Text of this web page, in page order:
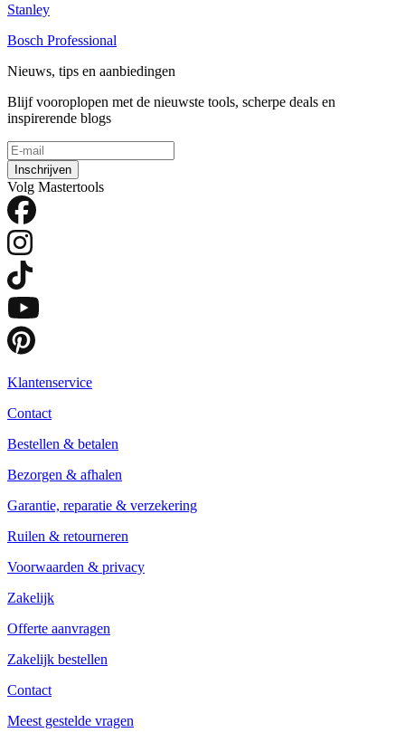
Stanley
Bosch Professional
Nieuws, tips en aanbiedingen
Blijf vooroplopen met de nieuwste tools, scherpe deals en
inspirerende blogs
Inschrijven
Volg Mastertools
Klantenservice
Contact
Bestellen & betalen
Bezorgen & afhalen
Garantie, reparatie & verzekering
Ruilen & retourneren
Voorwaarden & privacy
Zakelijk
Offerte aanvragen
Zakelijk bestellen
Contact
Meest gestelde vragen